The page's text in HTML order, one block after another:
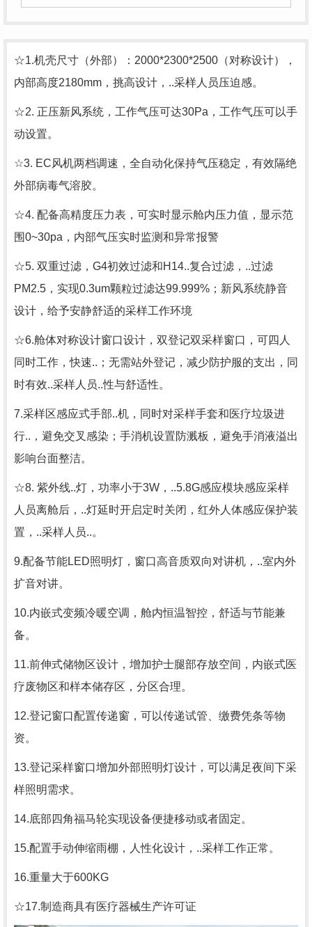
☆1.机壳尺寸（外部）：2000*2300*2500（对称设计），
内部高度2180mm，挑高设计，..采样人员压迫感。
☆2. 正压新风系统，工作气压可达30Pa，工作气压可以手
动设置。
☆3. EC风机两档调速，全自动化保持气压稳定，有效隔绝
外部病毒气溶胶。
☆4. 配备高精度压力表，可实时显示舱内压力值，显示范
围0~30pa，内部气压实时监测和异常报警
☆5. 双重过滤，G4初效过滤和H14..复合过滤，..过滤
PM2.5，实现0.3um颗粒过滤达99.999%；新风系统静音
设计，给予安静舒适的采样工作环境
☆6.舱体对称设计窗口设计，双登记双采样窗口，可四人
同时工作，快速..；无需站外登记，减少防护服的支出，同
时有效..采样人员..性与舒适性。
7.采样区感应式手部..机，同时对采样手套和医疗垃圾进
行..，避免交叉感染；手消机设置防溅板，避免手消液溢出
影响台面整洁。
☆8. 紫外线..灯，功率小于3W，..5.8G感应模块感应采样
人员离舱后，..灯延时开启定时关闭，红外人体感应保护装
置，..采样人员..。
9.配备节能LED照明灯，窗口高音质双向对讲机，..室内外
扩音对讲。
10.内嵌式变频冷暖空调，舱内恒温智控，舒适与节能兼
备。
11.前伸式储物区设计，增加护士腿部存放空间，内嵌式医
疗废物区和样本储存区，分区合理。
12.登记窗口配置传递窗，可以传递试管、缴费凭条等物
资。
13.登记采样窗口增加外部照明灯设计，可以满足夜间下采
样照明需求。
14.底部四角福马轮实现设备便捷移动或者固定。
15.配置手动伸缩雨棚，人性化设计，..采样工作正常。
16.重量大于600KG
☆17.制造商具有医疗器械生产许可证